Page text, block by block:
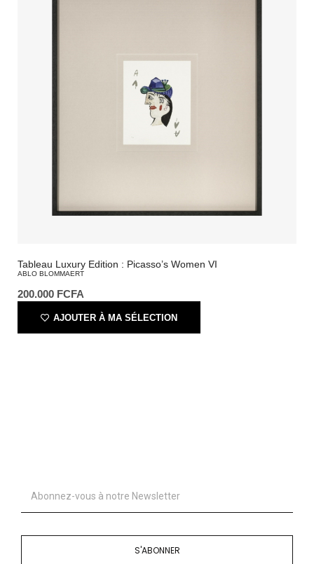
Tableau Luxury Edition : Picasso’s Women VI
ABLO BLOMMAERT
200.000 FCFA
AJOUTER À MA SÉLECTION
S'ABONNER